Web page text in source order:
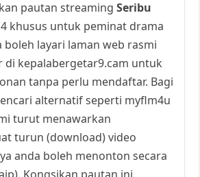
pautan streamingSeribu
khusus untuk peminat drama
boleh layari laman web rasmi
di kepalabergetar9.cam untuk
tanpa perlu mendaftar. Bagi
alternatif seperti myflm4u
turut menawarkan
turun (download) video
anda boleh menonton secara